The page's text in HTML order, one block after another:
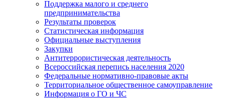
Поддержка малого и среднего
предпринимательства
Результаты проверок
Статистическая информация
Официальные выступления
Закупки
Антитеррористическая деятельность
Всероссийская перепись населения 2020
Федеральные нормативно-правовые акты
Территориальное общественное самоуправление
Информация о ГО и ЧС